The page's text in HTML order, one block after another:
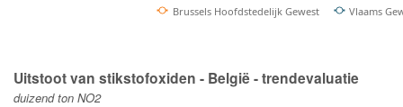
Brussels Hoofdstedelijk Gewest Vlaams
Uitstoot van stikstofoxiden - België - trendevaluatie
duizend ton NO2